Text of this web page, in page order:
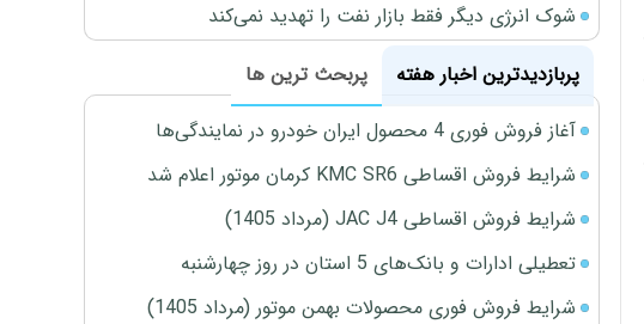
شوک انرژی دیگر فقط بازار نفت را تهدید نمی‌کند
پربازدیدترین اخبار هفته
پربحث ترین ها
آغاز فروش فوری 4 محصول ایران خودرو در نمایندگی‌ها
شرایط فروش اقساطی KMC SR6 کرمان موتور اعلام شد
شرایط فروش اقساطی JAC J4 (مرداد 1405)
تعطیلی ادارات و بانک‌های 5 استان در روز چهارشنبه
شرایط فروش فوری محصولات بهمن موتور (مرداد 1405)